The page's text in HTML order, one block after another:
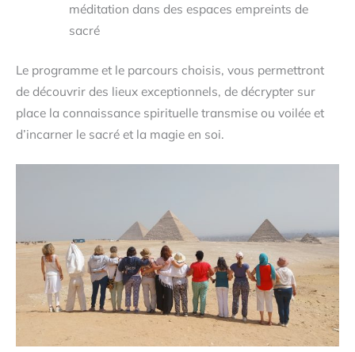
méditation dans des espaces empreints de
sacré
Le programme et le parcours choisis, vous permettront
de découvrir des lieux exceptionnels, de décrypter sur
place la connaissance spirituelle transmise ou voilée et
d’incarner le sacré et la magie en soi.